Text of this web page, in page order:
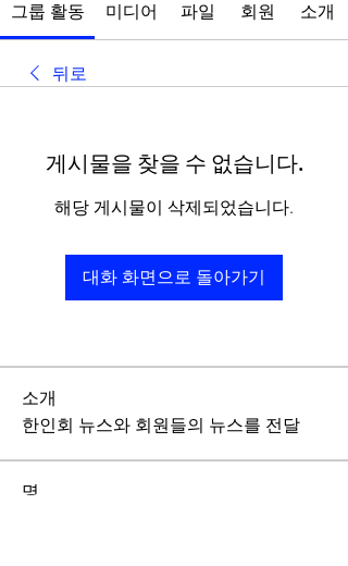
그룹 활동 미디어 파일 회원 소개
뒤로
게시물을 찾을 수 없습니다.
해당 게시물이 삭제되었습니다.
대화 화면으로 돌아가기
소개
한인회 뉴스와 회원들의 뉴스를 전달
명